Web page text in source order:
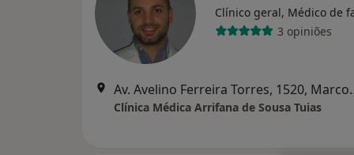
Clínico geral, Médico de
3 opiniões
Av. Avelino
Clínica Médica Arrifana de Sousa Tuias